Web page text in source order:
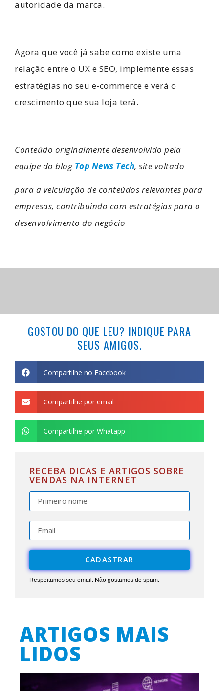
autoridade da marca.
Agora que você já sabe como existe uma
relação entre o UX e SEO, implemente essas
estratégias no seu e-commerce e verá o
crescimento que sua loja terá.
Conteúdo originalmente desenvolvido pela
equipe do blog Top News Tech, site voltado
para a veiculação de conteúdos relevantes para
empresas, contribuindo com estratégias para o
desenvolvimento do negócio
GOSTOU DO QUE LEU? INDIQUE PARA
SEUS AMIGOS.
Compartilhe no Facebook
Compartilhe por email
Compartilhe por Whatapp
RECEBA DICAS E ARTIGOS SOBRE
VENDAS NA INTERNET
CADASTRAR
Respeitamos seu email. Não gostamos de spam.
ARTIGOS MAIS
LIDOS